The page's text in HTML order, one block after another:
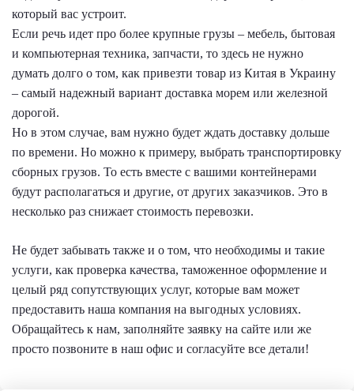
который вас устроит.
Если речь идет про более крупные грузы – мебель, бытовая
и компьютерная техника, запчасти, то здесь не нужно
думать долго о том, как привезти товар из Китая в Украину
– самый надежный вариант доставка морем или железной
дорогой.
Но в этом случае, вам нужно будет ждать доставку дольше
по времени. Но можно к примеру, выбрать транспортировку
сборных грузов. То есть вместе с вашими контейнерами
будут располагаться и другие, от других заказчиков. Это в
несколько раз снижает стоимость перевозки.
Не будет забывать также и о том, что необходимы и такие
услуги, как проверка качества, таможенное оформление и
целый ряд сопутствующих услуг, которые вам может
предоставить наша компания на выгодных условиях.
Обращайтесь к нам, заполняйте заявку на сайте или же
просто позвоните в наш офис и согласуйте все детали!